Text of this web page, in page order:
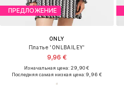
ПРЕДЛОЖЕНИЕ
ONLY
Платье 'ONLBAILEY'
9,96 €
Изначальная цена: 29,90 €
Последняя самая низкая цена:9,96 €